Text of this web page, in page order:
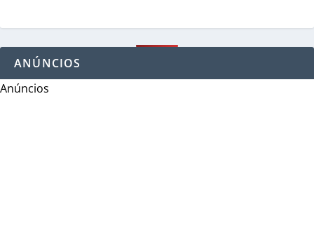
ANÚNCIOS
Anúncios